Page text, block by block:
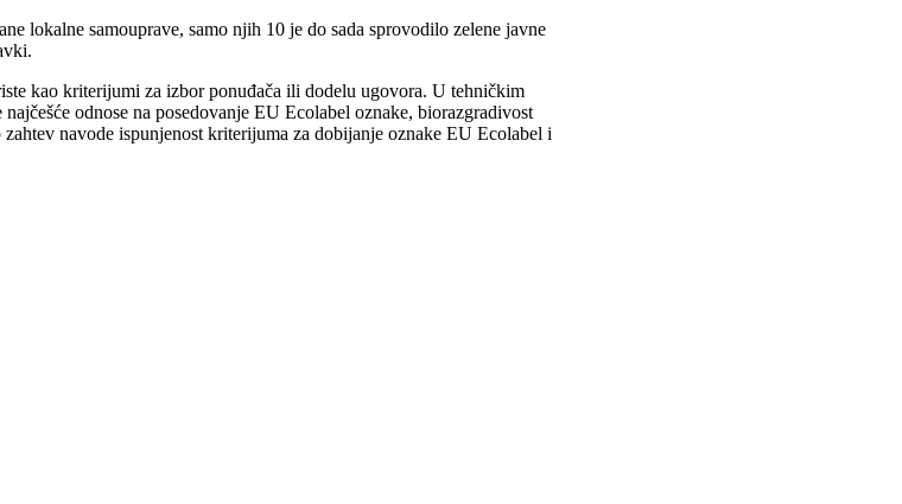
lokalne samouprave, samo njih 10 je do sada sprovodilo zelene javne
kao kriterijumi za izbor ponuđača ili dodelu ugovora. U tehničkim
odnose na posedovanje EU Ecolabel oznake, biorazgradivost
navode ispunjenost kriterijuma za dobijanje oznake EU Ecolabel i